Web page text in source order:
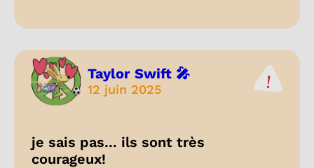
Taylor Swift 🎤
12 juin 2025
je sais pas... ils sont très
courageux!